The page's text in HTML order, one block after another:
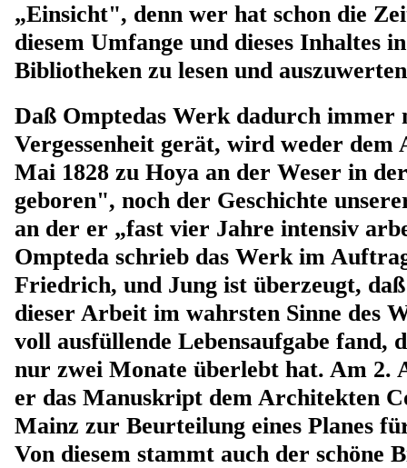
„Einsicht", denn wer hat schon die
diesem Umfange und dieses Inhaltes
Bibliotheken zu lesen und
Daß Omptedas Werk dadurch immer
Vergessenheit gerät, wird weder dem
Mai 1828 zu Hoya an der Weser in
geboren", noch der Geschichte
an der er „fast vier Jahre intensiv
Ompteda schrieb das Werk im
Friedrich, und Jung ist überzeugt,
dieser Arbeit im wahrsten Sinne des
voll ausfüllende Lebensaufgabe fand,
nur zwei Monate überlebt hat. Am 2.
er das Manuskript dem Architekten
Mainz zur Beurteilung eines Planes
Von diesem stammt auch der schöne